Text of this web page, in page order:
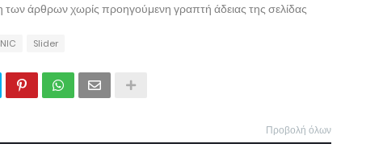
των άρθρων χωρίς προηγούμενη γραπτή άδειας της σελίδας
Slider
Προβολή όλων